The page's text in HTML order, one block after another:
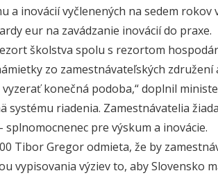
a inovácií vyčlenených na sedem
eur na zavádzanie inovácií do praxe.
školstva spolu s rezortom
zo zamestnávateľských
konečná podoba,“ doplnil
systému riadenia. Zamestnávatelia
splnomocnenec pre výskum a inovácie.
Tibor Gregor odmieta, že by
vypisovania výziev to, aby Slovensko